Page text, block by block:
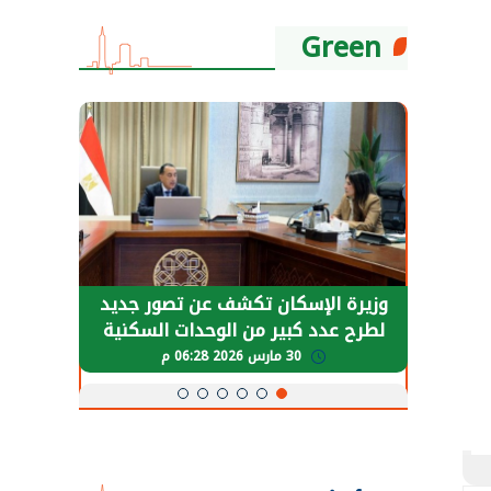
Green
وزيرة الإسكان تكشف عن تصور جديد
لطرح عدد كبير من الوحدات السكنية
بنظام الإيجار